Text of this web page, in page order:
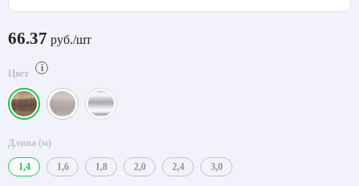
66.37 руб./шт
Цвет i
Длина (м)
1,4 1,6 1,8 2,0 2,4 3,0